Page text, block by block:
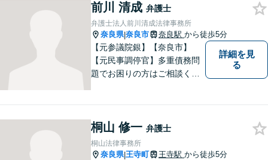
決策を提案し続けます。 よろ
しくお願いします。
前川 清成 弁護士
弁護士法人前川清成法律事務所
奈良県|奈良市 奈良駅 から徒歩5分
【元参議院銀】【奈良市】
【元民事調停官】多重債務問
題でお困りの方はご相談くだ
たら、一度ご相談ください。
詳細を見
る
桐山 修一 弁護士
桐山法律事務所
奈良県|王寺町 王寺駅 から徒歩5分